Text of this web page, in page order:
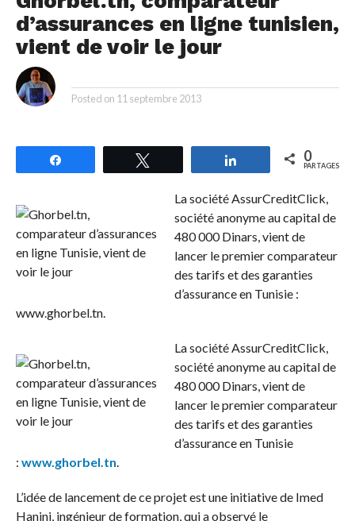
d’assurances en ligne tunisien,
vient de voir le jour
Posted on 11 septembre 2013
Partagez 0
PARTAGES
La société AssurCreditClick,
société anonyme au capital de
480 000 Dinars, vient de
lancer le premier comparateur
des tarifs et des garanties
d’assurance en Tunisie :
www.ghorbel.tn.
La société AssurCreditClick,
société anonyme au capital de
480 000 Dinars, vient de
lancer le premier comparateur
des tarifs et des garanties
d’assurance en Tunisie
: www.ghorbel.tn.
L’idée de lancement de ce projet est une initiative de Imed
Hanini, ingénieur de formation, qui a observé le